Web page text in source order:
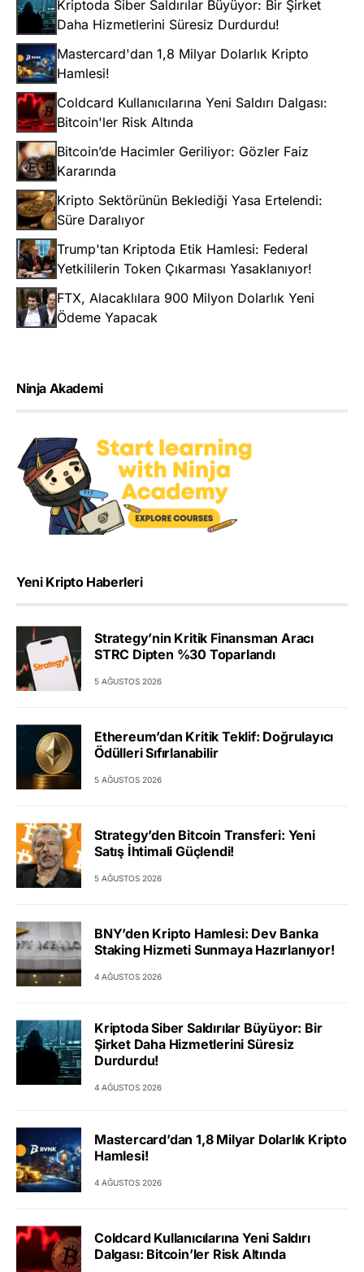
Kriptoda Siber Saldırılar Büyüyor: Bir Şirket
Daha Hizmetlerini Süresiz Durdurdu!
Mastercard'dan 1,8 Milyar Dolarlık Kripto
Hamlesi!
Coldcard Kullanıcılarına Yeni Saldırı Dalgası:
Bitcoin'ler Risk Altında
Bitcoin’de Hacimler Geriliyor: Gözler Faiz
Kararında
Kripto Sektörünün Beklediği Yasa Ertelendi:
Süre Daralıyor
Trump'tan Kriptoda Etik Hamlesi: Federal
Yetkililerin Token Çıkarması Yasaklanıyor!
FTX, Alacaklılara 900 Milyon Dolarlık Yeni
Ödeme Yapacak
Ninja Akademi
Yeni Kripto Haberleri
Strategy’nin Kritik Finansman Aracı
STRC Dipten %30 Toparlandı
5 AĞUSTOS 2026
Ethereum’dan Kritik Teklif: Doğrulayıcı
Ödülleri Sıfırlanabilir
5 AĞUSTOS 2026
Strategy’den Bitcoin Transferi: Yeni
Satış İhtimali Güçlendi!
5 AĞUSTOS 2026
BNY’den Kripto Hamlesi: Dev Banka
Staking Hizmeti Sunmaya Hazırlanıyor!
4 AĞUSTOS 2026
Kriptoda Siber Saldırılar Büyüyor: Bir
Şirket Daha Hizmetlerini Süresiz
Durdurdu!
4 AĞUSTOS 2026
Mastercard’dan 1,8 Milyar Dolarlık Kripto
Hamlesi!
4 AĞUSTOS 2026
Coldcard Kullanıcılarına Yeni Saldırı
Dalgası: Bitcoin’ler Risk Altında